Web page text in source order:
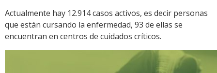
Actualmente hay 12.914 casos activos, es decir personas
que están cursando la enfermedad, 93 de ellas se
encuentran en centros de cuidados críticos.